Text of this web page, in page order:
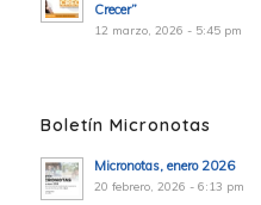
Crecer”
12 marzo, 2026 - 5:45 pm
Boletín Micronotas
Micronotas, enero 2026
20 febrero, 2026 - 6:13 pm